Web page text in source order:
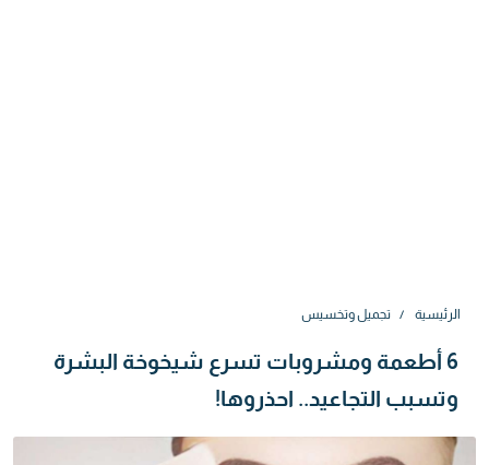
الرئيسية تجميل وتخسيس
6 أطعمة ومشروبات تسرع شيخوخة البشرة
وتسبب التجاعيد.. احذروها!